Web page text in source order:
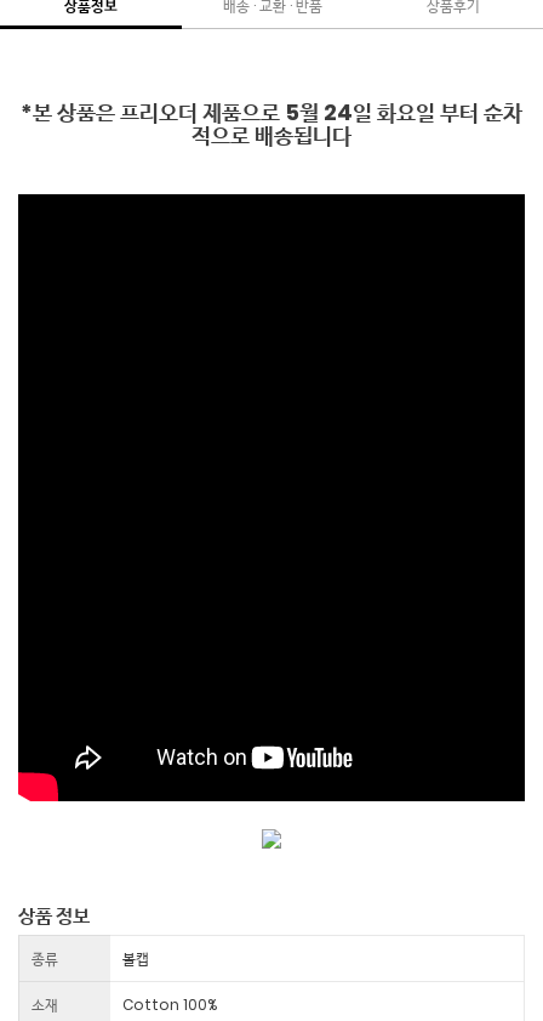
상품정보 배송 · 교환 · 반품 상품후기
*본 상품은 프리오더 제품으로 5월 24일 화요일 부터 순차
적으로 배송됩니다
상품 정보
종류 볼캡
소재 Cotton 100%